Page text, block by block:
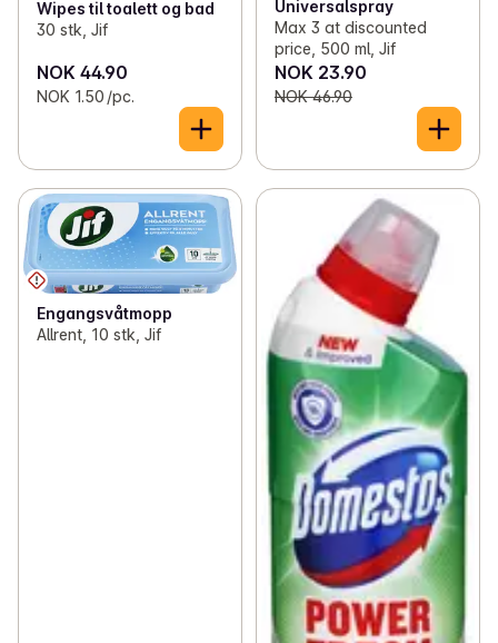
Wipes til toalett og bad
30 stk, Jif
NOK 44.90
NOK 1.50 /pc.
Universalspray
Max 3 at discounted
price, 500 ml, Jif
NOK 23.90
NOK 46.90
Engangsvåtmopp
Allrent, 10 stk, Jif